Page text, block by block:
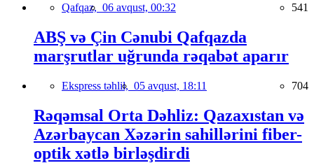
Qafqaz, 06 avqust, 00:32 541
ABŞ və Çin Cənubi Qafqazda
marşrutlar uğrunda rəqabət aparır
Ekspress təhlil, 05 avqust, 18:11 704
Rəqəmsal Orta Dəhliz: Qazaxıstan və
Azərbaycan Xəzərin sahillərini fiber-
optik xətlə birləşdirdi